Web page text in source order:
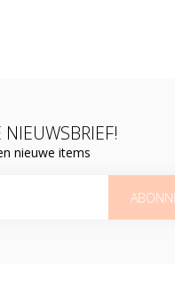
nieuwe items